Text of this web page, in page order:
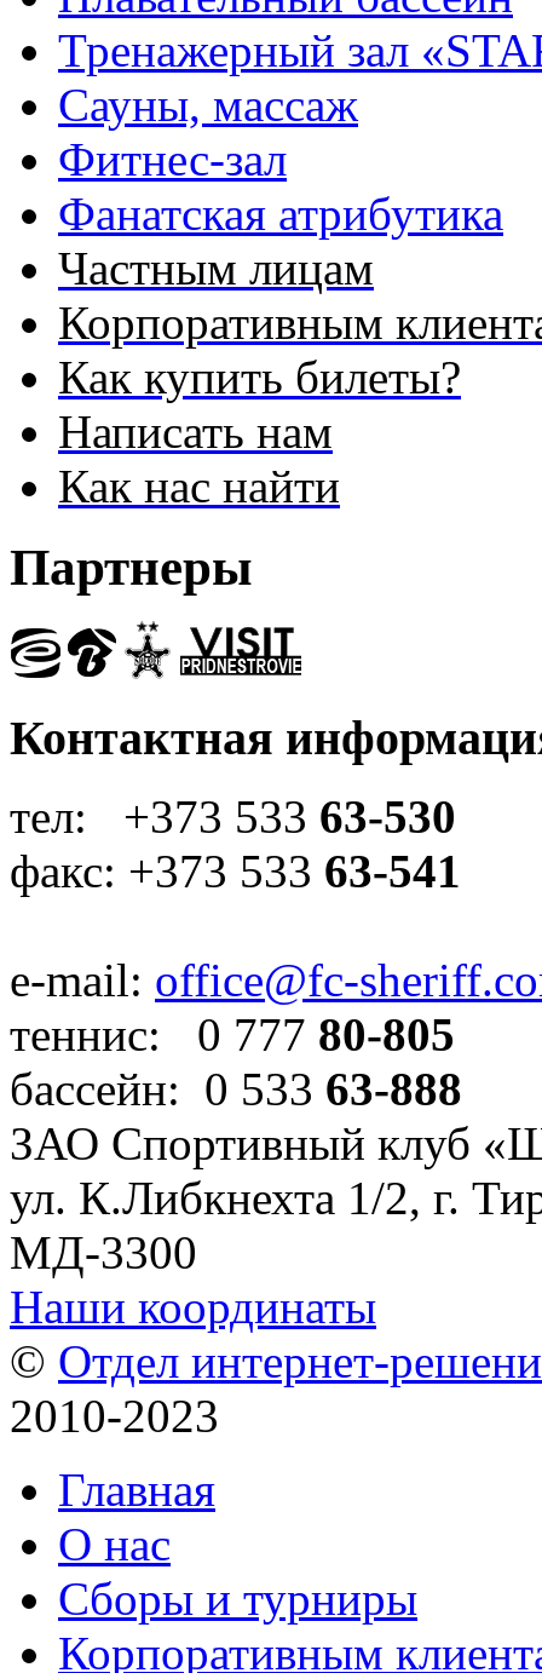
Тренажерный зал
Сауны, массаж
Фитнес-зал
Фанатская атрибутика
Частным лицам
Корпоративным
Как купить билеты?
Написать нам
Как нас найти
Партнеры
Контактная
тел: +373 533 63-530
факс: +373 533 63-541
e-mail: office@fc-
теннис: 0 777 80-805
бассейн: 0 533 63-888
ЗАО Спортивный клуб
ул. К.Либкнехта 1/2, г.
МД-3300
Наши координаты
© Отдел интернет-
2010-2023
Главная
О нас
Сборы и турниры
Корпоративным